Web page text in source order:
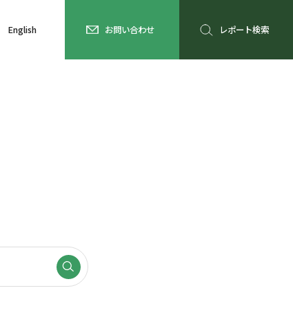
English お問い合わせ レポート検索